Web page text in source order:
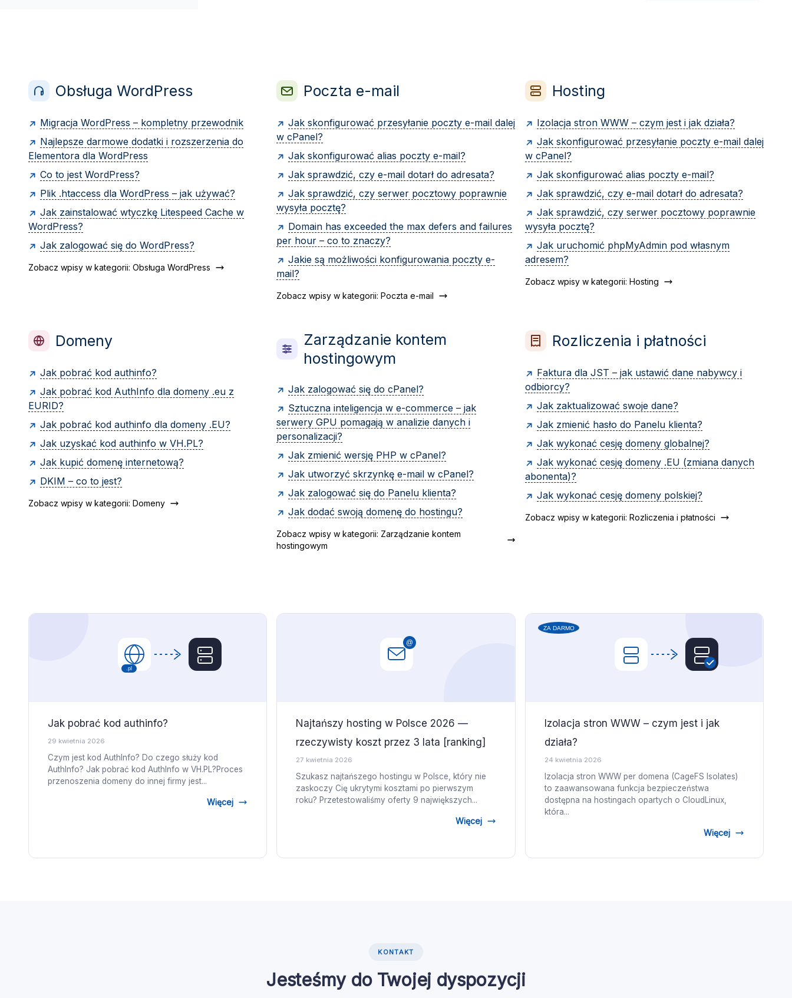
Obsługa WordPress
Migracja WordPress – kompletny przewodnik
Najlepsze darmowe dodatki i rozszerzenia do
Elementora dla WordPress
Co to jest WordPress?
Plik .htaccess dla WordPress – jak używać?
Jak zainstalować wtyczkę Litespeed Cache w
WordPress?
Jak zalogować się do WordPress?
Zobacz wpisy w kategorii: Obsługa WordPress
Poczta e-mail
Jak skonfigurować przesyłanie poczty e-mail dalej
w cPanel?
Jak skonfigurować alias poczty e-mail?
Jak sprawdzić, czy e-mail dotarł do adresata?
Jak sprawdzić, czy serwer pocztowy poprawnie
wysyła pocztę?
Domain has exceeded the max defers and failures
per hour – co to znaczy?
Jakie są możliwości konfigurowania poczty e-
mail?
Zobacz wpisy w kategorii: Poczta e-mail
Hosting
Izolacja stron WWW – czym jest i jak działa?
Jak skonfigurować przesyłanie poczty e-mail dalej
w cPanel?
Jak skonfigurować alias poczty e-mail?
Jak sprawdzić, czy e-mail dotarł do adresata?
Jak sprawdzić, czy serwer pocztowy poprawnie
wysyła pocztę?
Jak uruchomić phpMyAdmin pod własnym
adresem?
Zobacz wpisy w kategorii: Hosting
Domeny
Jak pobrać kod authinfo?
Jak pobrać kod AuthInfo dla domeny .eu z
EURID?
Jak pobrać kod authinfo dla domeny .EU?
Jak uzyskać kod authinfo w VH.PL?
Jak kupić domenę internetową?
DKIM – co to jest?
Zobacz wpisy w kategorii: Domeny
Zarządzanie kontem
hostingowym
Jak zalogować się do cPanel?
Sztuczna inteligencja w e-commerce – jak
serwery GPU pomagają w analizie danych i
personalizacji?
Jak zmienić wersję PHP w cPanel?
Jak utworzyć skrzynkę e-mail w cPanel?
Jak zalogować się do Panelu klienta?
Jak dodać swoją domenę do hostingu?
Zobacz wpisy w kategorii: Zarządzanie kontem
hostingowym
Rozliczenia i płatności
Faktura dla JST – jak ustawić dane nabywcy i
odbiorcy?
Jak zaktualizować swoje dane?
Jak zmienić hasło do Panelu klienta?
Jak wykonać cesję domeny globalnej?
Jak wykonać cesję domeny .EU (zmiana danych
abonenta)?
Jak wykonać cesję domeny polskiej?
Zobacz wpisy w kategorii: Rozliczenia i płatności
Jak pobrać kod authinfo?
29 kwietnia 2026
Czym jest kod AuthInfo? Do czego służy kod
AuthInfo? Jak pobrać kod AuthInfo w VH.PL?Proces
przenoszenia domeny do innej firmy jest...
Więcej
Najtańszy hosting w Polsce 2026 —
rzeczywisty koszt przez 3 lata [ranking]
27 kwietnia 2026
Szukasz najtańszego hostingu w Polsce, który nie
zaskoczy Cię ukrytymi kosztami po pierwszym
roku? Przetestowaliśmy oferty 9 największych...
Więcej
Izolacja stron WWW – czym jest i jak
działa?
24 kwietnia 2026
Izolacja stron WWW per domena (CageFS Isolates)
to zaawansowana funkcja bezpieczeństwa
dostępna na hostingach opartych o CloudLinux,
która...
Więcej
KONTAKT
Jesteśmy do Twojej dyspozycji